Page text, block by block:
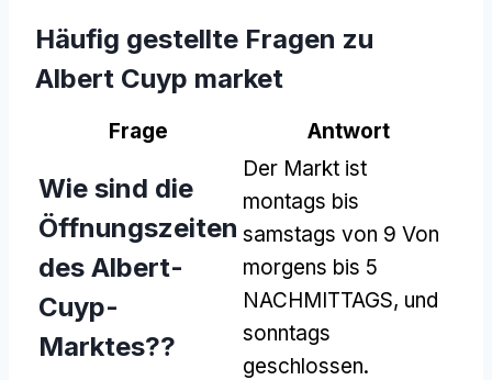
Häufig gestellte Fragen zu
Albert Cuyp market
Frage Antwort
Wie sind die
Öffnungszeiten
des Albert-
Cuyp-
Marktes??
Der Markt ist
montags bis
samstags von 9 Von
morgens bis 5
NACHMITTAGS, und
sonntags
geschlossen.